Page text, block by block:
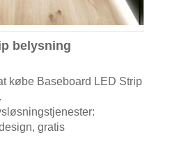
belysning
købe Baseboard LED Strip
gratis